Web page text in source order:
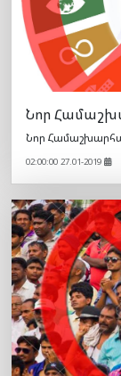
Նոր
Նոր
02:00:00 27.01-2019